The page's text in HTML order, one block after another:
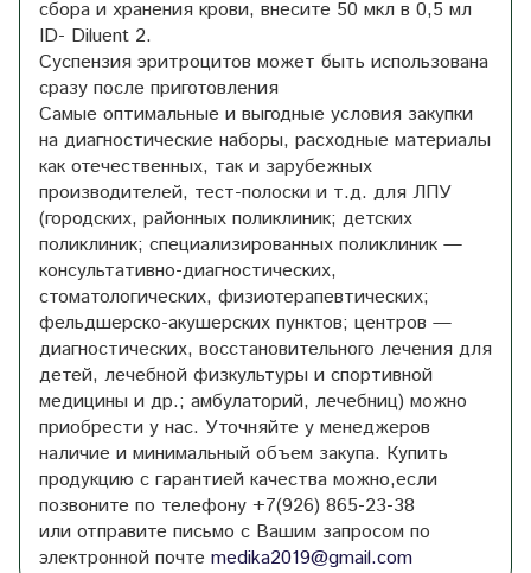
сбора и хранения крови, внесите 50 мкл в 0,5 мл
ID- Diluent 2.
Суспензия эритроцитов может быть использована
сразу после приготовления
Самые оптимальные и выгодные условия закупки
на диагностические наборы, расходные материалы
как отечественных, так и зарубежных
производителей, тест-полоски и т.д. для ЛПУ
(городских, районных поликлиник; детских
поликлиник; специализированных поликлиник —
консультативно-диагностических,
стоматологических, физиотерапевтических;
фельдшерско-акушерских пунктов; центров —
диагностических, восстановительного лечения для
детей, лечебной физкультуры и спортивной
медицины и др.; амбулаторий, лечебниц) можно
приобрести у нас. Уточняйте у менеджеров
наличие и минимальный объем закупа. Купить
продукцию с гарантией качества можно,если
позвоните по телефону +7(926) 865-23-38
или отправите письмо с Вашим запросом по
электронной почте medika2019@gmail.com